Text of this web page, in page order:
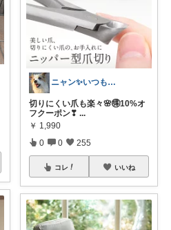
ニャン✨いつも感謝です๓´͈ ˘ `͈๓
切りにくい爪も楽々🌸🉐10%オ
フクーポン❣ ...
￥ 1,990
0 0 255
コレ いいね